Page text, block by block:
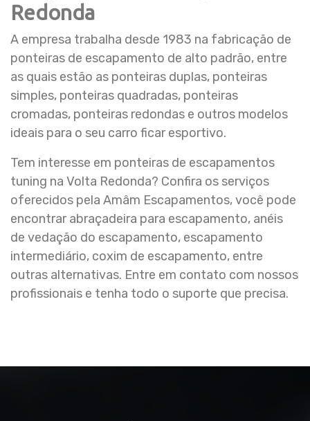
Redonda
A empresa trabalha desde 1983 na fabricação de
ponteiras de escapamento de alto padrão, entre
as quais estão as ponteiras duplas, ponteiras
simples, ponteiras quadradas, ponteiras
cromadas, ponteiras redondas e outros modelos
ideais para o seu carro ficar esportivo.
Tem interesse em ponteiras de escapamentos
tuning na Volta Redonda? Confira os serviços
oferecidos pela Amâm Escapamentos, você pode
encontrar abraçadeira para escapamento, anéis
de vedação do escapamento, escapamento
intermediário, coxim de escapamento, entre
outras alternativas. Entre em contato com nossos
profissionais e tenha todo o suporte que precisa.